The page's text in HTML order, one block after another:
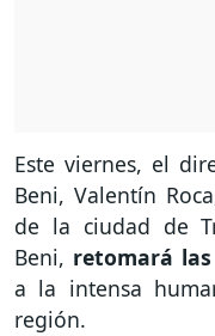
Este viernes, el
Beni, Valentín
de la ciudad de
Beni, retomará
a la intensa
región.